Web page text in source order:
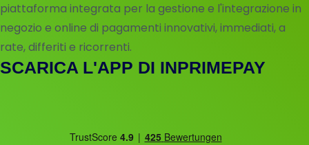
piattaforma integrata per la gestione e l'integrazione in
negozio e online di pagamenti innovativi, immediati, a
rate, differiti e ricorrenti.
SCARICA L'APP DI INPRIMEPAY